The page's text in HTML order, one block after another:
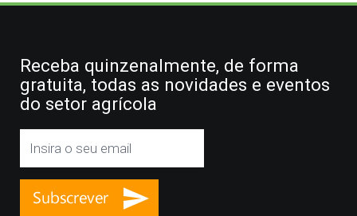
Receba quinzenalmente, de forma
gratuita, todas as novidades e eventos
do setor agrícola